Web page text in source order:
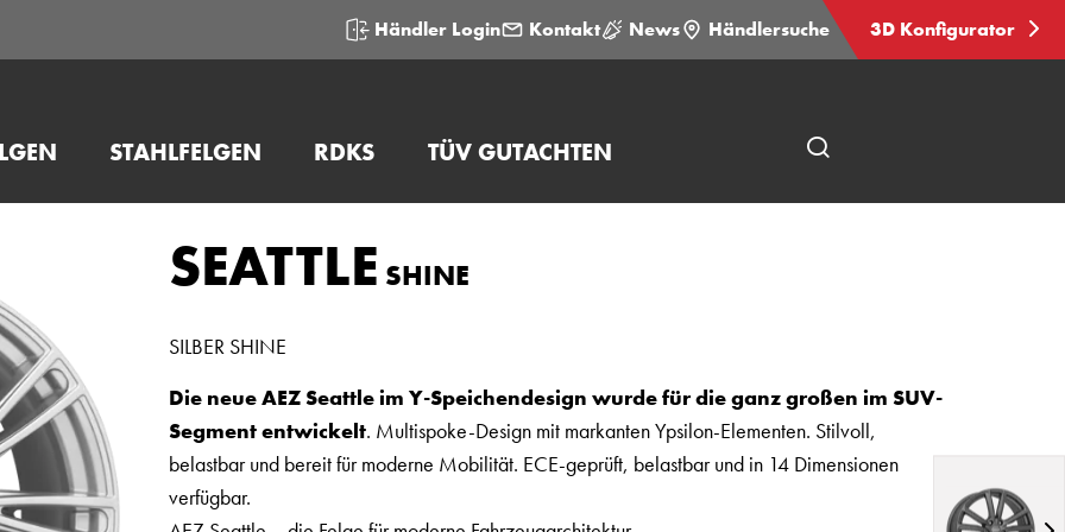
Händler Login Kontakt News Händlersuche 3D Konfigurator
STAHLFELGEN RDKS TÜV GUTACHTEN
SEATTLE SHINE
SILBER SHINE
Die neue AEZ Seattle im Y-Speichendesign wurde für die ganz großen im SUV-
Segment entwickelt. Multispoke-Design mit markanten Ypsilon-Elementen. Stilvoll,
belastbar und bereit für moderne Mobilität. ECE-geprüft, belastbar und in 14 Dimensionen
verfügbar.